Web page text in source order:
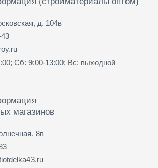
д. 104в
Сб: 9:00-13:00; Вс: выходной
магазинов
8в